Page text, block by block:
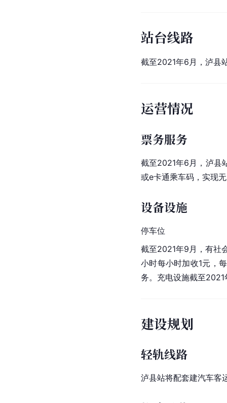
站台线路
截至2021年6月，泸县
运营情况
票务服务
截至2021年6月，泸县
或e卡通乘车码，实现
设备设施
停车位
截至2021年9月，有社
小时每小时加收1元，
务。充电设施截至
建设规划
轻轨线路
泸县站将配套建汽车客